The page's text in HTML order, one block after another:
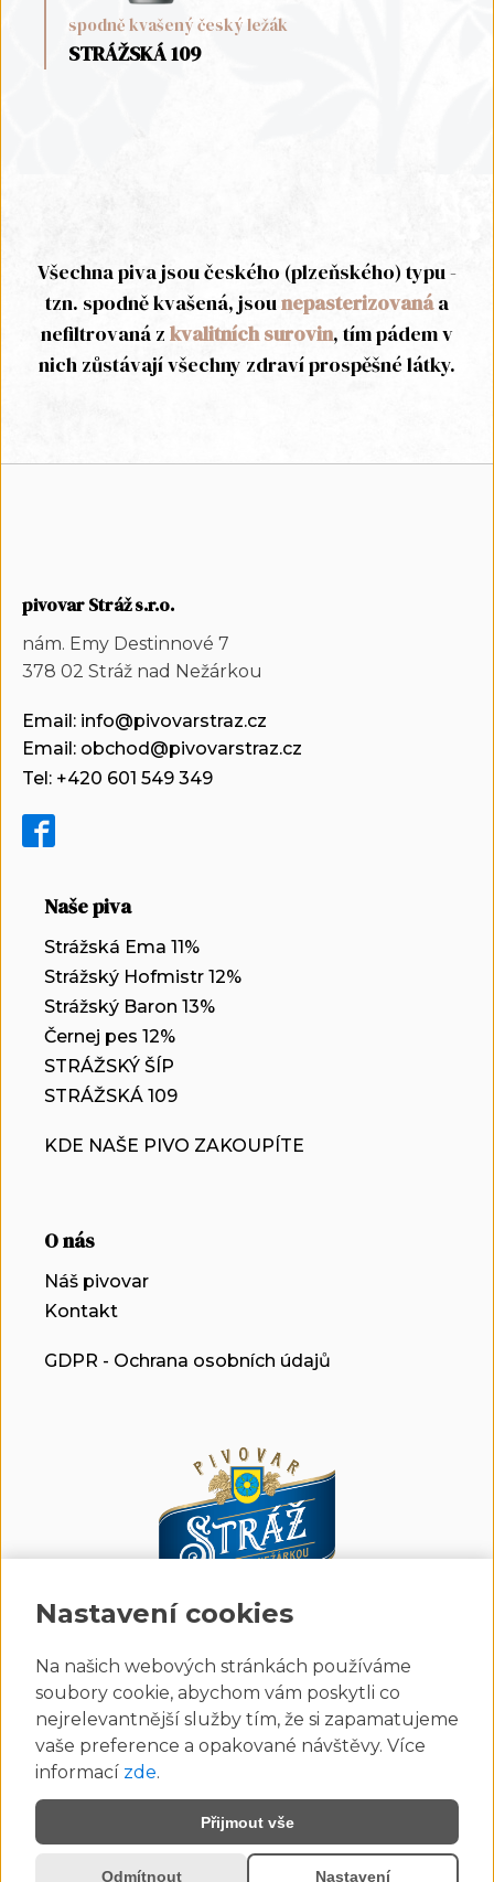
spodně kvašený český ležák
STRÁŽSKÁ 109
Všechna piva jsou českého (plzeňského) typu -
tzn. spodně kvašená, jsounepasterizovanáa
nefiltrovaná z kvalitních surovin, tím pádem v
nich zůstávají všechny zdraví prospěšné látky.
Sesterská společnost
pivovar Stráž s.r.o.
nám. Emy Destinnové 7
378 02 Stráž nad Nežárkou
Email: info@pivovarstraz.cz
Email: obchod@pivovarstraz.cz
Tel: +420 601 549 349
Naše piva
Strážská Ema 11%
Strážský Hofmistr 12%
Strážský Baron 13%
Černej pes 12%
STRÁŽSKÝ ŠÍP
STRÁŽSKÁ 109
KDE NAŠE PIVO ZAKOUPÍTE
O nás
Náš pivovar
Kontakt
GDPR - Ochrana osobních údajů
© 2026 pivovar Stráž - Stráž nad Nežárkou.
Nastavení cookies
Na našich webových stránkách používáme
soubory cookie, abychom vám poskytli co
nejrelevantnější služby tím, že si zapamatujeme
vaše preference a opakované návštěvy. Více
informací zde.
Přijmout vše
Odmítnout Nastavení